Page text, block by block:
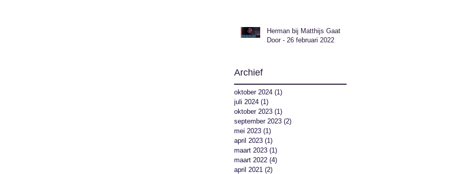
Herman bij Matthijs Gaat
Door - 26 februari 2022
Archief
oktober 2024 (1)
juli 2024 (1)
oktober 2023 (1)
september 2023 (2)
mei 2023 (1)
april 2023 (1)
maart 2023 (1)
maart 2022 (4)
april 2021 (2)